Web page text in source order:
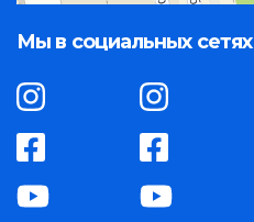
Мы в социальных сетях